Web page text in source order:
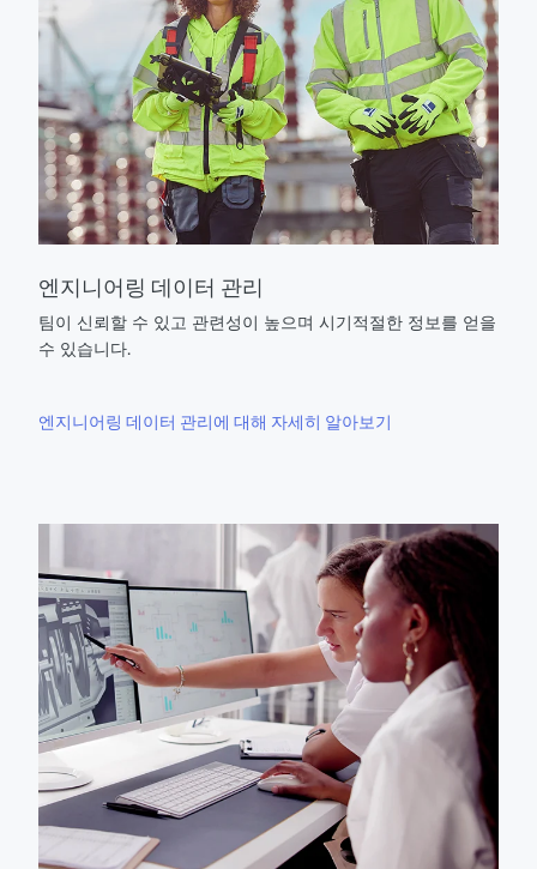
엔지니어링 데이터 관리
팀이 신뢰할 수 있고 관련성이 높으며 시기적절한 정보를 얻을
수 있습니다.
엔지니어링 데이터 관리에 대해 자세히 알아보기